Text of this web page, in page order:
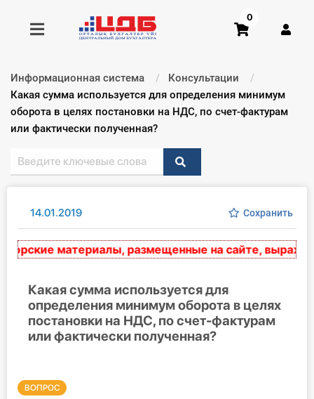
Получить консультацию
Купить доступ
Главная ИС
Консультации
Библиотека бухгалтера
Инструменты
0
Информационная система
Консультации
Текущий:
Какая сумма используется для определения минимум
оборота в целях постановки на НДС, по счет-фактурам
или фактически полученная?
14.01.2019 Сохранить
материалы, размещенные на сайте, выражают
Какая сумма используется для
определения минимум оборота в целях
постановки на НДС, по счет-фактурам
или фактически полученная?
ВОПРОС